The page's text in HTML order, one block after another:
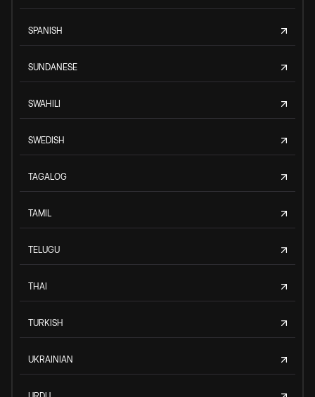
SPANISH
SUNDANESE
SWAHILI
SWEDISH
TAGALOG
TAMIL
TELUGU
THAI
TURKISH
UKRAINIAN